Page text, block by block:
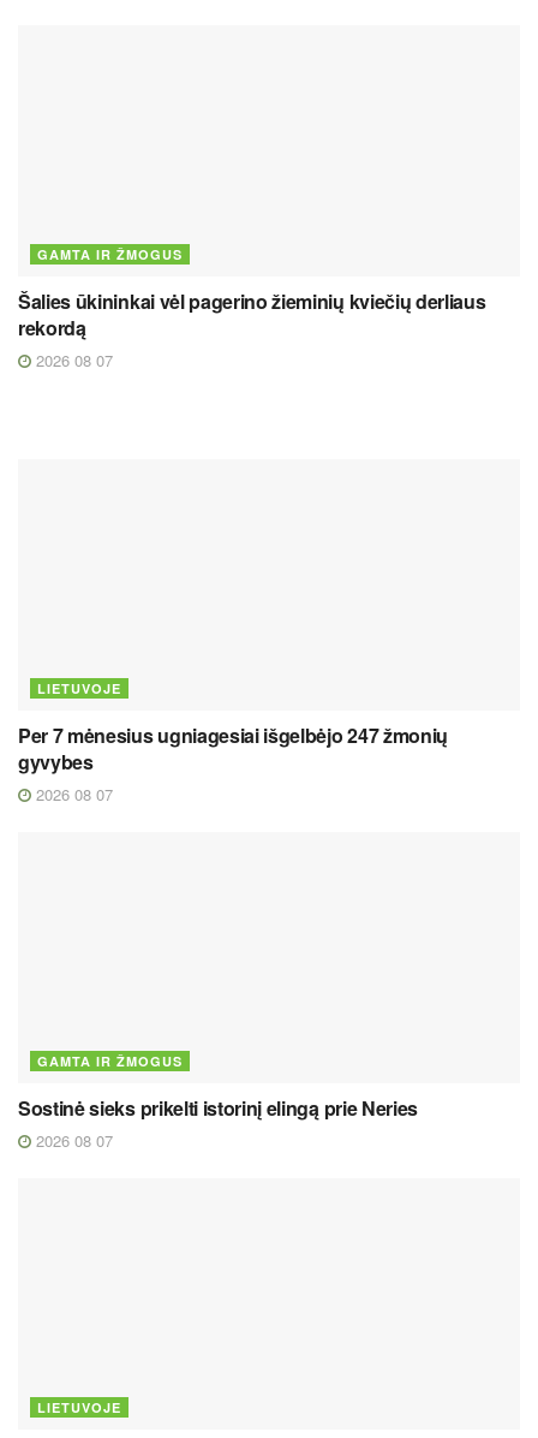
GAMTA IR ŽMOGUS
Šalies ūkininkai vėl pagerino žieminių kviečių derliaus
rekordą
2026 08 07
LIETUVOJE
Per 7 mėnesius ugniagesiai išgelbėjo 247 žmonių
gyvybes
2026 08 07
GAMTA IR ŽMOGUS
Sostinė sieks prikelti istorinį elingą prie Neries
2026 08 07
LIETUVOJE